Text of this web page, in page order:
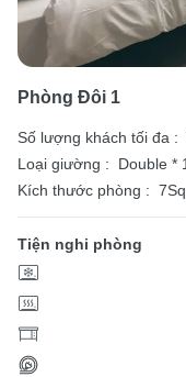
Phòng Đôi 1
Số lượng khách tối đa :
Loại giường :
Double * 1
Kích thước phòng :
Tiện nghi phòng